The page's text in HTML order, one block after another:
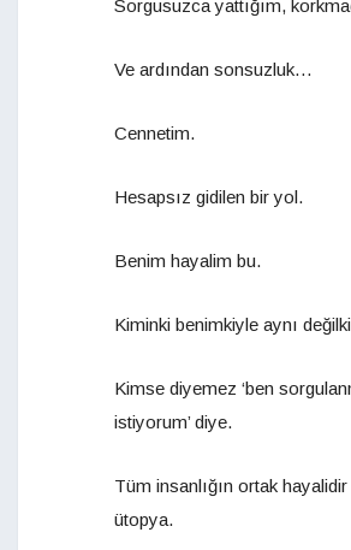
Sorgusuzca yattığım,
Ve ardından sonsuzluk…
Cennetim.
Hesapsız gidilen bir yol.
Benim hayalim bu.
Kiminki benimkiyle aynı
Kimse diyemez ‘ben
istiyorum’ diye.
Tüm insanlığın ortak hayalidir
ütopya.